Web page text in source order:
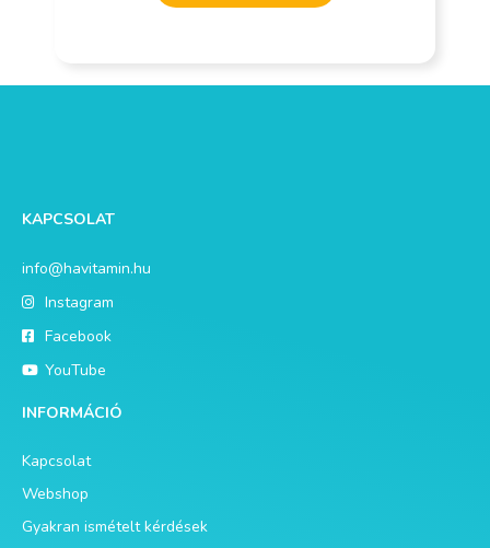
KAPCSOLAT
info@havitamin.hu
Instagram
Facebook
YouTube
INFORMÁCIÓ
Kapcsolat
Webshop
Gyakran ismételt kérdések